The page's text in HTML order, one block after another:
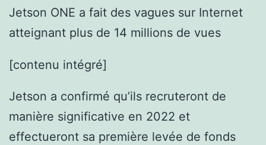
Jetson ONE a fait des vagues sur Internet
atteignant plus de 14 millions de vues
[contenu intégré]
Jetson a confirmé qu’ils recruteront de
manière significative en 2022 et
effectueront sa première levée de fonds